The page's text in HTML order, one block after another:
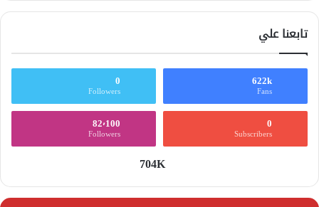
تابعنا علي
622k
Fans
0
Followers
0
Subscribers
82٬100
Followers
704K